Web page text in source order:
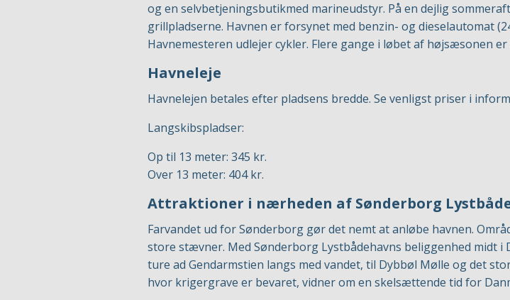
og en selvbetjeningsbutikmed marineudstyr. På en dejlig
grillpladserne. Havnen er forsynet med benzin- og dieselautomat
Havnemesteren udlejer cykler. Flere gange i løbet af højsæsonen
Havneleje
Havnelejen betales efter pladsens bredde. Se venligst priser i
Langskibspladser:
Op til 13 meter: 345 kr.
Over 13 meter: 404 kr.
Attraktioner i nærheden af Sønderborg
Farvandet ud for Sønderborg gør det nemt at anløbe havnen.
store stævner. Med Sønderborg Lystbådehavns beliggenhed midt
ture ad Gendarmstien langs med vandet, til Dybbøl Mølle og det
hvor krigergrave er bevaret, vidner om en skelsættende tid for